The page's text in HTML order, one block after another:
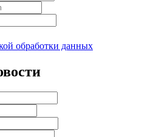
обработки данных